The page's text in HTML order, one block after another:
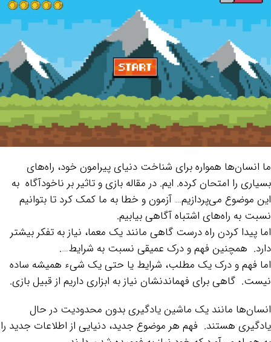
ما انسان‌ها همواره برای شناخت دنیای پیرامون خود، راه‌های
بسیاری را امتحان کرده‎. ایم. در مقاله بازی و تاثیر بر ناخودآگاه به
این موضوع می‌پردازیم… آزمون و خطا به ما کمک کرد تا بتوانیم
نسبت به راه‌های اشتباه آگاهی بیابیم.
اما پیدا کردن راه درست گاهی مانند یک معما، نیاز به تفکر بیشتر
دارد. همچنین فهم و درک عمیقی نسبت به شرایط….
اما فهم و درک یک مطلب، شرایط یا حتی یک شی‌ء همیشه ساده
نیست. گاهی برای فهماندنشان نیاز به ابزاری داریم از قبیل بازی.
انسان‌ها مانند یک ماشین یادگیری بدون محدودیت در حال
یادگیری هستند. فهم هر موضوع جدید، دنیایی از اطلاعات جدید را